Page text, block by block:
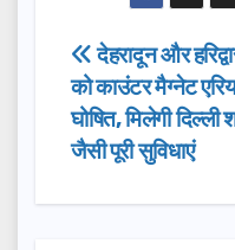
e
b
o
o
k
o
d
o
n
Post
देहरादून और
को काउंटर मैग्नेट
घोषित, मिलेगी दिल्ली
जैसी पूरी सुविधाएं